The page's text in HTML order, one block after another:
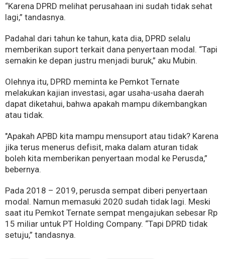
“Karena DPRD melihat perusahaan ini sudah tidak sehat
lagi,” tandasnya.
Padahal dari tahun ke tahun, kata dia, DPRD selalu
memberikan suport terkait dana penyertaan modal. “Tapi
semakin ke depan justru menjadi buruk,” aku Mubin.
Olehnya itu, DPRD meminta ke Pemkot Ternate
melakukan kajian investasi, agar usaha-usaha daerah
dapat diketahui, bahwa apakah mampu dikembangkan
atau tidak.
"Apakah APBD kita mampu mensuport atau tidak? Karena
jika terus menerus defisit, maka dalam aturan tidak
boleh kita memberikan penyertaan modal ke Perusda,”
bebernya.
Pada 2018 – 2019, perusda sempat diberi penyertaan
modal. Namun memasuki 2020 sudah tidak lagi. Meski
saat itu Pemkot Ternate sempat mengajukan sebesar Rp
15 miliar untuk PT Holding Company. “Tapi DPRD tidak
setuju,” tandasnya.